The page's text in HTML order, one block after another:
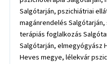
Salgótarján, pszichiátriai
magánrendelés
terápiás foglalkozás
Salgótarján, elmegyógyász
Heves megye, lélekvár